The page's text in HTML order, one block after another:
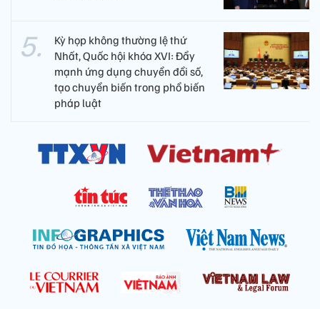
Kỳ họp không thường lệ thứ
Nhất, Quốc hội khóa XVI: Đẩy
mạnh ứng dụng chuyển đổi số,
tạo chuyển biến trong phổ biến
pháp luật